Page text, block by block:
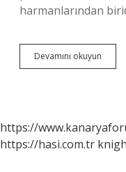
harmanlarından
Devamını okuyun
De
https://
https://hasi.com.tr